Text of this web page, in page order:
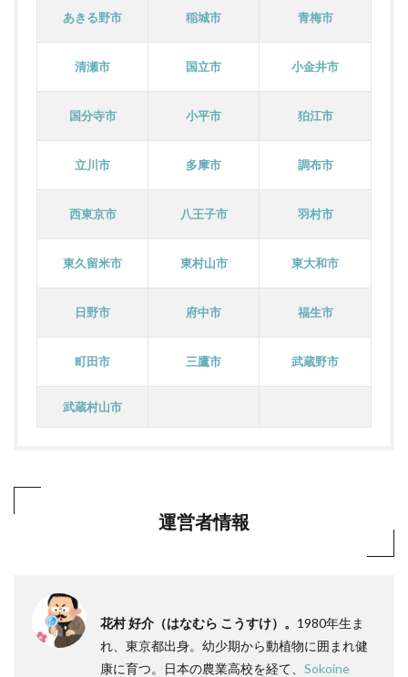
あきる野市 稲城市 青梅市
清瀬市 国立市 小金井市
国分寺市 小平市 狛江市
立川市 多摩市 調布市
西東京市 八王子市 羽村市
東久留米市 東村山市 東大和市
日野市 府中市 福生市
町田市 三鷹市 武蔵野市
武蔵村山市
運営者情報
花村 好介（はなむら こうすけ）。 1980年生ま
れ、東京都出身。幼少期から動植物に囲まれ健
康に育つ。日本の農業高校を経て、 Sokoine